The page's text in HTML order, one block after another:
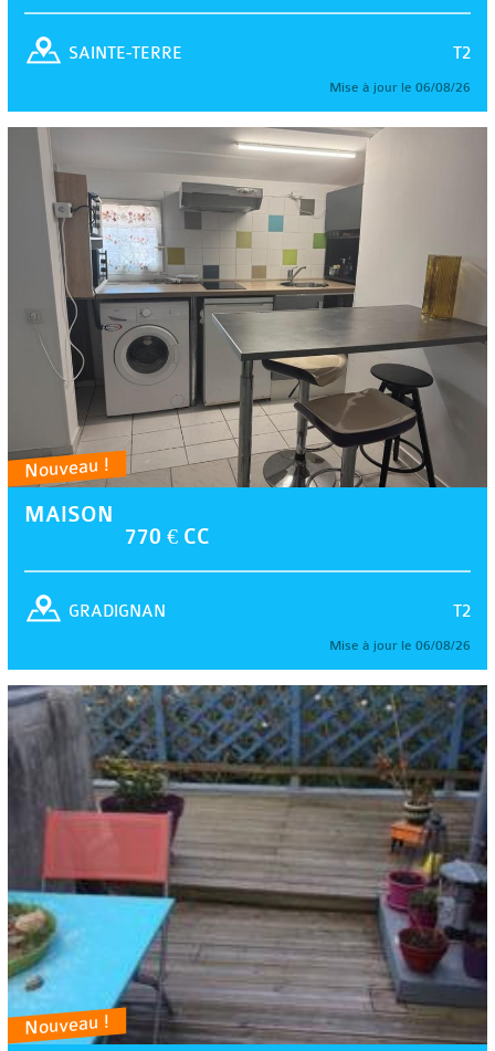
T2
SAINTE-TERRE
Mise à jour le 06/08/26
Nouveau !
MAISON
770 € CC
T2
GRADIGNAN
Mise à jour le 06/08/26
Nouveau !